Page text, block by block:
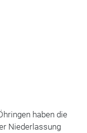
haben die
Niederlassung